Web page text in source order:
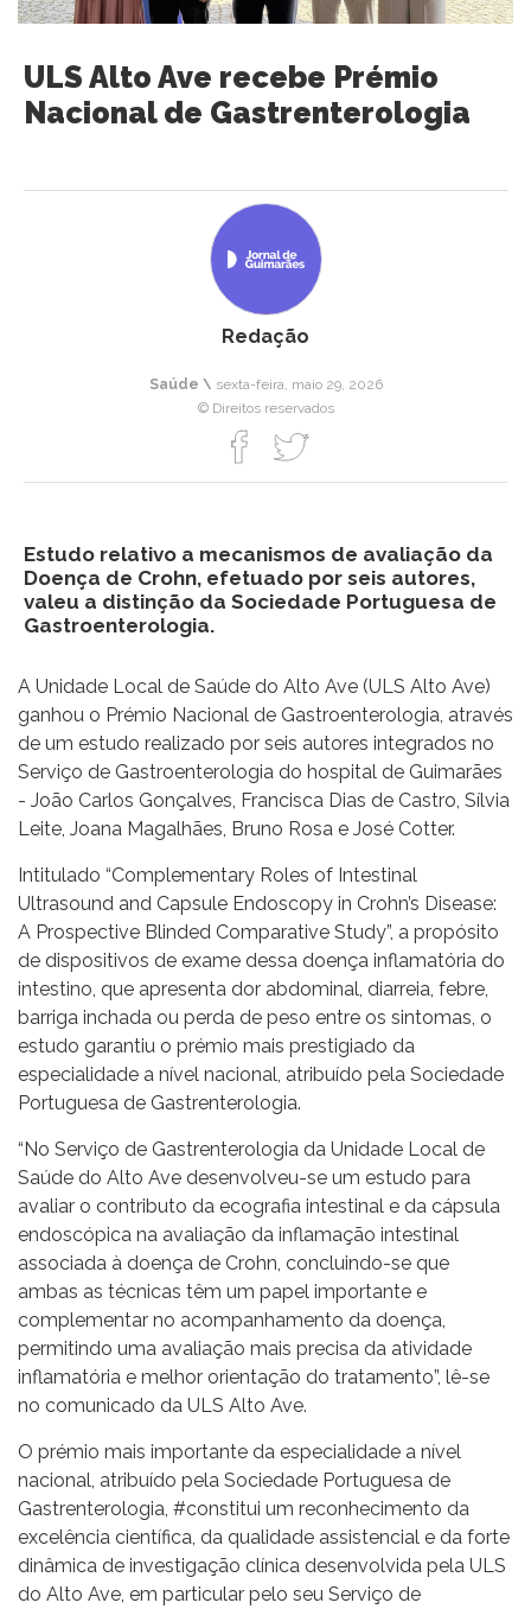
ULS Alto Ave recebe Prémio
Nacional de Gastrenterologia
Redação
Saúde \ sexta-feira, maio 29, 2026
© Direitos reservados
Estudo relativo a mecanismos de avaliação da
Doença de Crohn, efetuado por seis autores,
valeu a distinção da Sociedade Portuguesa de
Gastroenterologia.
A Unidade Local de Saúde do Alto Ave (ULS Alto Ave)
ganhou o Prémio Nacional de Gastroenterologia, através
de um estudo realizado por seis autores integrados no
Serviço de Gastroenterologia do hospital de Guimarães
- João Carlos Gonçalves, Francisca Dias de Castro, Sílvia
Leite, Joana Magalhães, Bruno Rosa e José Cotter.
Intitulado “Complementary Roles of Intestinal
Ultrasound and Capsule Endoscopy in Crohn’s Disease:
A Prospective Blinded Comparative Study”, a propósito
de dispositivos de exame dessa doença inflamatória do
intestino, que apresenta dor abdominal, diarreia, febre,
barriga inchada ou perda de peso entre os sintomas, o
estudo garantiu o prémio mais prestigiado da
especialidade a nível nacional, atribuído pela Sociedade
Portuguesa de Gastrenterologia.
“No Serviço de Gastrenterologia da Unidade Local de
Saúde do Alto Ave desenvolveu-se um estudo para
avaliar o contributo da ecografia intestinal e da cápsula
endoscópica na avaliação da inflamação intestinal
associada à doença de Crohn, concluindo-se que
ambas as técnicas têm um papel importante e
complementar no acompanhamento da doença,
permitindo uma avaliação mais precisa da atividade
inflamatória e melhor orientação do tratamento”, lê-se
no comunicado da ULS Alto Ave.
O prémio mais importante da especialidade a nível
nacional, atribuído pela Sociedade Portuguesa de
Gastrenterologia, #constitui um reconhecimento da
excelência científica, da qualidade assistencial e da forte
dinâmica de investigação clínica desenvolvida pela ULS
do Alto Ave, em particular pelo seu Serviço de